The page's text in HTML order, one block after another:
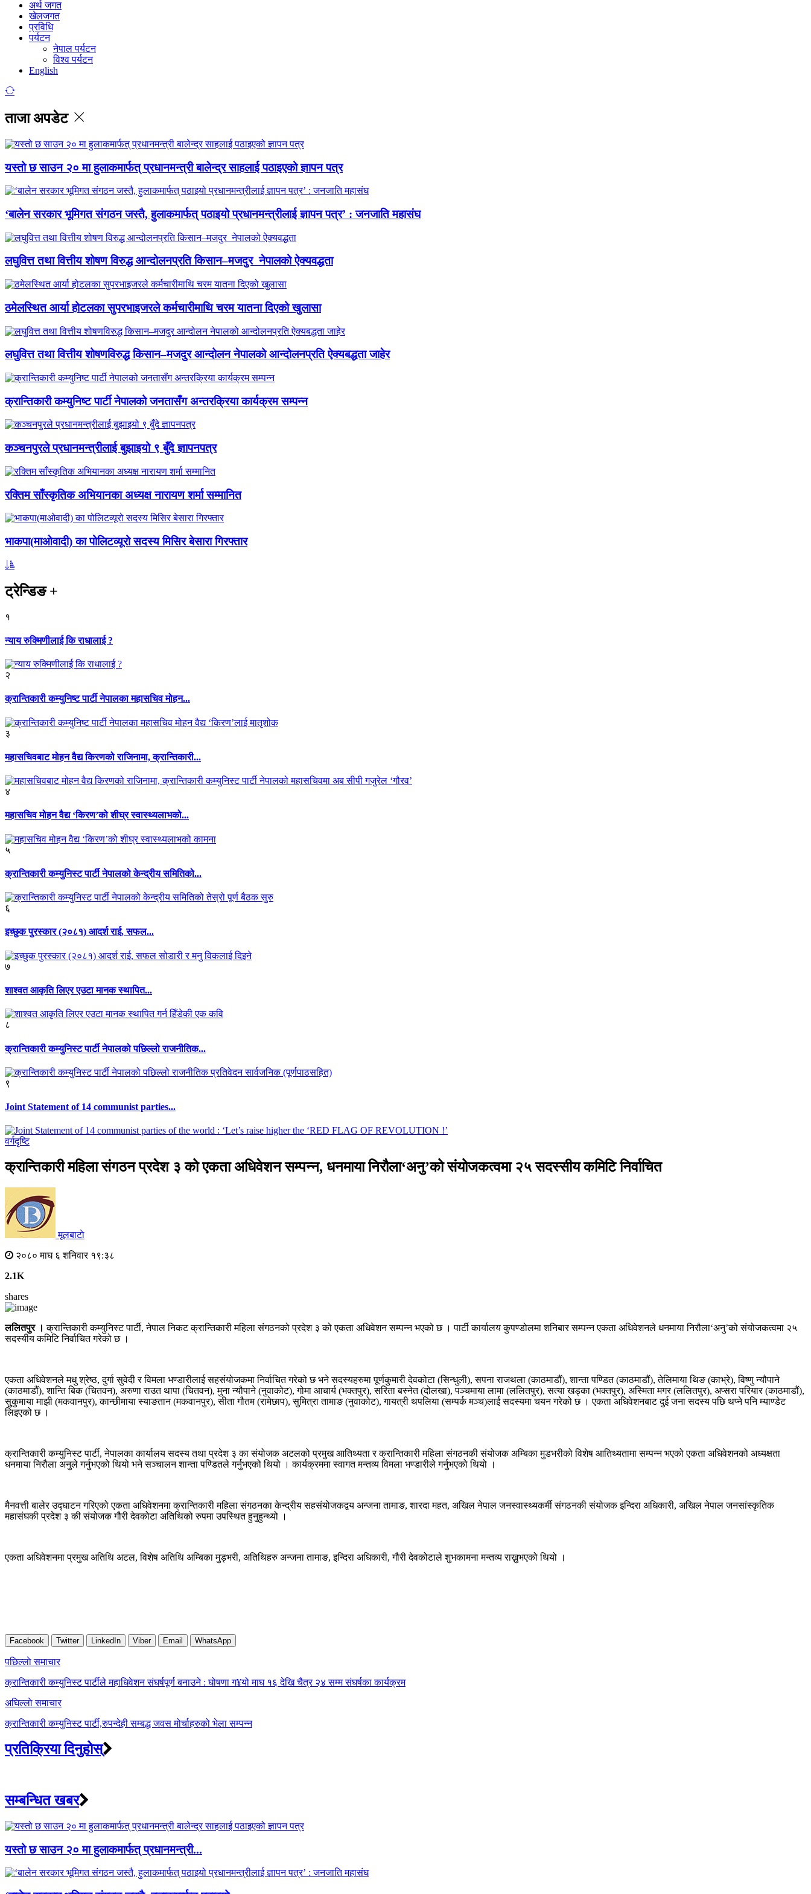
अर्थ जगत
खेलजगत
प्रविधि
पर्यटन
नेपाल पर्यटन
विश्व पर्यटन
English
ताजा अपडेट
यस्तो छ साउन २० मा हुलाकमार्फत् प्रधानमन्त्री बालेन्द्र साहलाई पठाइएको ज्ञापन पत्र
‘बालेन सरकार भूमिगत संगठन जस्तै, हुलाकमार्फत् पठाइयो प्रधानमन्त्रीलाई ज्ञापन पत्र’ : जनजाति महासंघ
लघुवित्त तथा वित्तीय शोषण विरुद्ध आन्दोलनप्रति किसान–मजदुर नेपालको ऐक्यवद्धता
ठमेलस्थित आर्या होटलका सुपरभाइजरले कर्मचारीमाथि चरम यातना दिएको खुलासा
लघुवित्त तथा वित्तीय शोषणविरुद्ध किसान–मजदुर आन्दोलन नेपालको आन्दोलनप्रति ऐक्यबद्धता जाहेर
क्रान्तिकारी कम्युनिष्ट पार्टी नेपालको जनतासँग अन्तरक्रिया कार्यक्रम सम्पन्न
कञ्चनपुरले प्रधानमन्त्रीलाई बुझाइयो ९ बुँदे ज्ञापनपत्र
रक्तिम साँस्कृतिक अभियानका अध्यक्ष नारायण शर्मा सम्मानित
भाकपा(माओवादी) का पोलिटव्यूरो सदस्य मिसिर बेसारा गिरफ्तार
ट्रेन्डिङ+
१
न्याय रुक्मिणीलाई कि राधालाई ?
२
क्रान्तिकारी कम्युनिष्ट पार्टी नेपालका महासचिव मोहन...
३
महासचिवबाट मोहन वैद्य किरणको राजिनामा, क्रान्तिकारी...
४
महासचिव मोहन वैद्य ‘किरण’को शीघ्र स्वास्थ्यलाभको...
५
क्रान्तिकारी कम्युनिस्ट पार्टी नेपालको केन्द्रीय समितिको...
६
इच्छुक पुरस्कार (२०८१) आदर्श राई, सफल...
७
शाश्वत आकृति लिएर एउटा मानक स्थापित...
८
क्रान्तिकारी कम्युनिस्ट पार्टी नेपालको पछिल्लो राजनीतिक...
९
Joint Statement of 14 communist parties...
वर्गदृष्टि
क्रान्तिकारी महिला संगठन प्रदेश ३ को एकता अधिवेशन सम्पन्न, धनमाया निरौला‘अनु’को संयोजकत्वमा २५ सदस्सीय कमिटि निर्वाचित
मूलबाटाे
२०८० माघ ६ शनिवार १९:३८
2.1K
shares
ललितपुर । क्रान्तिकारी कम्युनिस्ट पार्टी, नेपाल निकट क्रान्तिकारी महिला संगठनको प्रदेश ३ को एकता अधिवेशन सम्पन्न भएको छ । पार्टी कार्यालय कुपण्डोलमा शनिबार सम्पन्न एकता अधिवेशनले धनमाया निरौला‘अनु’को संयोजकत्वमा २५
सदस्यीय कमिटि निर्वाचित गरेको छ ।
एकता अधिवेशनले मधु श्रेष्ठ, दुर्गा सुवेदी र विमला भण्डारीलाई सहसंयोजकमा निर्वाचित गरेको छ भने सदस्यहरुमा पूर्णकुमारी देवकोटा (सिन्धुली), सपना राजथला (काठमाडौं), शान्ता पण्डित (काठमाडौं), तेलिमाया थिङ (काभ्रे), विष्णु न्यौपाने
(काठमाडौं), शान्ति बिक (चितवन), अरुणा राउत थापा (चितवन), मुना न्यौपाने (नुवाकोट), गोमा आचार्य (भक्तपुर), सरिता बस्नेत (दोलखा), पञ्चमाया लामा (ललितपुर), सत्या खड्का (भक्तपुर), अस्मिता मगर (ललितपुर), अप्सरा परियार (काठमाडौं),
सुुकुमाया माझी (मकवानपुर), कान्छीमाया स्याङतान (मकवानपुर), सीता गौतम (रामेछाप), सुमित्रा तामाङ (नुवाकोट), गायत्री थपलिया (सम्पर्क मञ्च)लाई सदस्यमा चयन गरेको छ । एकता अधिवेशनबाट दुई जना सदस्य पछि थप्ने पनि म्याण्डेट
लिइएको छ ।
क्रान्तिकारी कम्युनिस्ट पार्टी, नेपालका कार्यालय सदस्य तथा प्रदेश ३ का संयोजक अटलको प्रमुख आतिथ्यता र क्रान्तिकारी महिला संगठनकी संयोजक अम्बिका मुडभरीको विशेष आतिथ्यतामा सम्पन्न भएको एकता अधिवेशनको अध्यक्षता
धनमाया निरौला अनुले गर्नुभएको थियो भने सञ्चालन शान्ता पण्डितले गर्नुभएको थियो । कार्यक्रममा स्वागत मन्तव्य विमला भण्डारीले गर्नुभएको थियो ।
मैनवत्ती बालेर उद्घाटन गरिएको एकता अधिवेशनमा क्रान्तिकारी महिला संगठनका केन्द्रीय सहसंयोजकद्वय अन्जना तामाङ, शारदा महत, अखिल नेपाल जनस्वास्थ्यकर्मी संगठनकी संयोजक इन्दिरा अधिकारी, अखिल नेपाल जनसांस्कृतिक
महासंघकी प्रदेश ३ की संयोजक गौरी देवकोटा अतिथिको रुपमा उपस्थित हुनुहुन्थ्यो ।
एकता अधिवेशनमा प्रमुख अतिथि अटल, विशेष अतिथि अम्बिका मुड्भरी, अतिथिहरु अन्जना तामाङ, इन्दिरा अधिकारी, गौरी देवकोटाले शुभकामना मन्तव्य राख्नुभएको थियो ।
Facebook Twitter LinkedIn Viber Email WhatsApp
Post
navigation
पछिल्लाे समाचार
क्रान्तिकारी कम्युनिस्ट पार्टीले महाधिवेशन संघर्षपूर्ण बनाउने : घोषणा ग¥यो माघ १६ देखि चैत्र २४ सम्म संघर्षका कार्यक्रम
अघिल्लाे समाचार
क्रान्तिकारी कम्युनिस्ट पार्टी,रुपन्देही सम्बद्ध जवस मोर्चाहरुको भेला सम्पन्न
प्रतिक्रिया दिनुहोस्
सम्बन्धित खबर
यस्तो छ साउन २० मा हुलाकमार्फत् प्रधानमन्त्री...